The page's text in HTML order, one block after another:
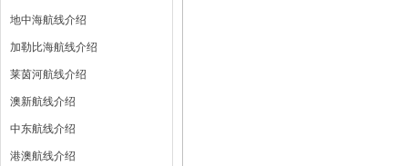
地中海航线介绍
加勒比海航线介绍
莱茵河航线介绍
澳新航线介绍
中东航线介绍
港澳航线介绍